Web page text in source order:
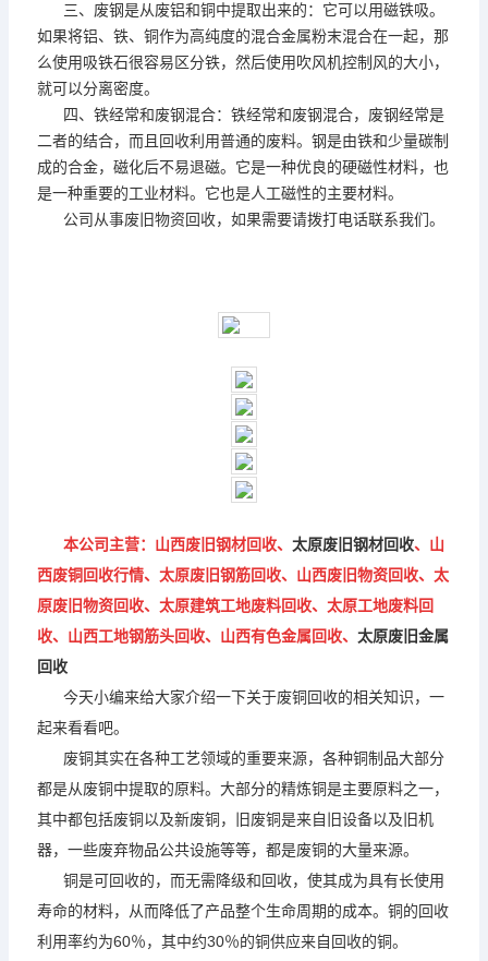
三、废钢是从废铝和铜中提取出来的：它可以用磁铁吸。
如果将铝、铁、铜作为高纯度的混合金属粉末混合在一起，那
么使用吸铁石很容易区分铁，然后使用吹风机控制风的大小，
就可以分离密度。
四、铁经常和废钢混合：铁经常和废钢混合，废钢经常是
二者的结合，而且回收利用普通的废料。钢是由铁和少量碳制
成的合金，磁化后不易退磁。它是一种优良的硬磁性材料，也
是一种重要的工业材料。它也是人工磁性的主要材料。
公司从事废旧物资回收，如果需要请拨打电话联系我们。
本公司主营：山西废旧钢材回收、 太原废旧钢材回收、山
西废铜回收行情、太原废旧钢筋回收、山西废旧物资回收、太
原废旧物资回收、太原建筑工地废料回收、太原工地废料回
收、山西工地钢筋头回收、山西有色金属回收、 太原废旧金属
回收
今天小编来给大家介绍一下关于废铜回收的相关知识，一
起来看看吧。
废铜其实在各种工艺领域的重要来源，各种铜制品大部分
都是从废铜中提取的原料。大部分的精炼铜是主要原料之一，
其中都包括废铜以及新废铜，旧废铜是来自旧设备以及旧机
器，一些废弃物品公共设施等等，都是废铜的大量来源。
铜是可回收的，而无需降级和回收，使其成为具有长使用
寿命的材料，从而降低了产品整个生命周期的成本。铜的回收
利用率约为60％，其中约30％的铜供应来自回收的铜。